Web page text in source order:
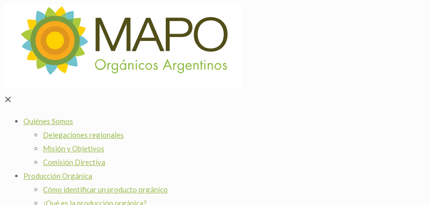
✕
Quiénes Somos
Delegaciones regionales
Misión y Objetivos
Comisión Directiva
Producción Orgánica
Cómo identificar un producto orgánico
¿Qué es la producción orgánica?